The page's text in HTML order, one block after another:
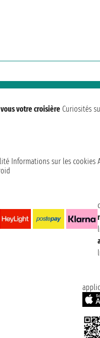
votre croisière Curiosités
Informations sur les cookies